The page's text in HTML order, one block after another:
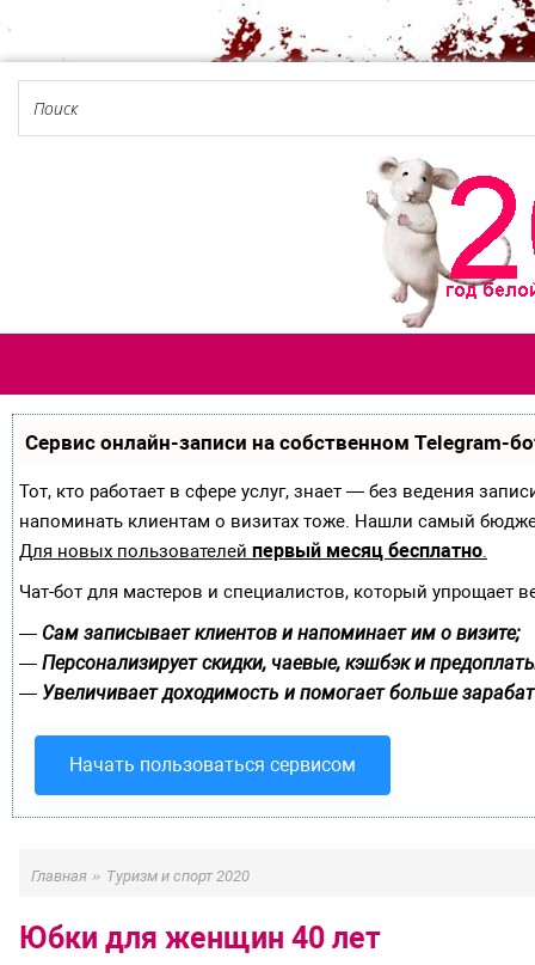
Сервис онлайн-записи на собственном Telegram-
Тот, кто работает в сфере услуг, знает — без ведения
напоминать клиентам о визитах тоже. Нашли самый
Для новых пользователей первый месяц бесплатно.
Чат-бот для мастеров и специалистов, который упрощает
— Сам записывает клиентов и напоминает им о визите;
— Персонализирует скидки, чаевые, кэшбэк и
— Увеличивает доходимость и помогает больше
Начать пользоваться сервисом
Главная » Туризм и спорт 2020
Юбки для женщин 40 лет